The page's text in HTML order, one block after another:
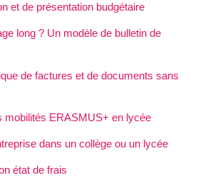
et de présentation budgétaire
long ? Un modèle de bulletin de
de factures et de documents sans
mobilités ERASMUS+ en lycée
dans un collège ou un lycée
état de frais